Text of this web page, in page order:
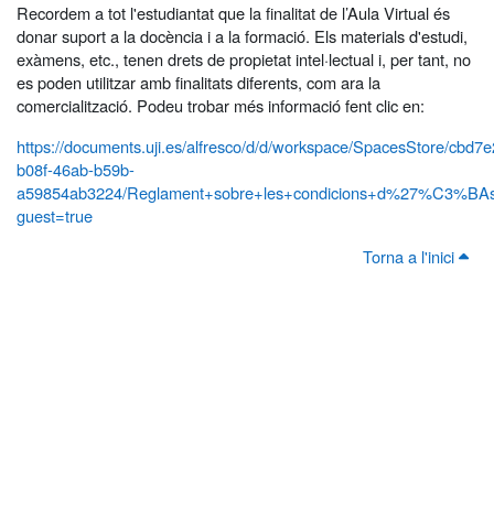
Recordem a tot l'estudiantat que la finalitat de l’Aula Virtual és
donar suport a la docència i a la formació. Els materials d'estudi,
exàmens, etc., tenen drets de propietat intel·lectual i, per tant, no
es poden utilitzar amb finalitats diferents, com ara la
comercialització. Podeu trobar més informació fent clic en:
https://documents.uji.es/alfresco/d/d/workspace/SpacesStore/
b08f-46ab-b59b-
a59854ab3224/
guest=true
Torna a l'inici